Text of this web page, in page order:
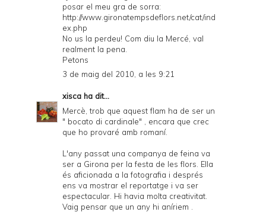
posar el meu gra de sorra:
http://www.gironatempsdeflors.net/cat/ind
ex.php
No us la perdeu! Com diu la Mercé, val
realment la pena.
Petons
3 de maig del 2010, a les 9:21
xisca ha dit...
Mercè, trob que aquest flam ha de ser un
" bocato di cardinale" , encara que crec
que ho provaré amb romaní.
L'any passat una companya de feina va
ser a Girona per la festa de les flors. Ella
és aficionada a la fotografia i després
ens va mostrar el reportatge i va ser
espectacular. Hi havia molta creativitat.
Vaig pensar que un any hi aníriem .